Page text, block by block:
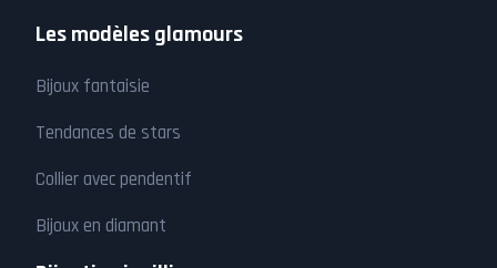
Les modèles glamours
Bijoux fantaisie
Tendances de stars
Collier avec pendentif
Bijoux en diamant